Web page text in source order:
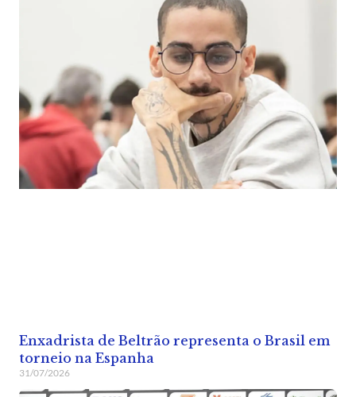
Enxadrista de Beltrão representa o Brasil em
torneio na Espanha
31/07/2026